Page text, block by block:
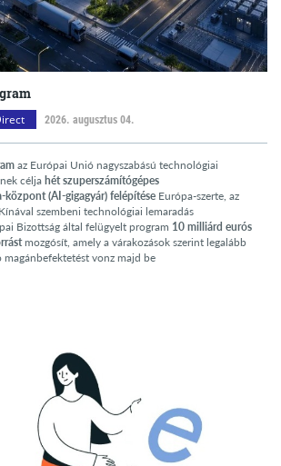
2026. augusztus 04.
az Európai Unió nagyszabású technológiai
célja hét szuperszámítógépes
központ (AI-gigagyár) felépítése Európa-szerte, az
szembeni technológiai lemaradás
Bizottság által felügyelt program 10 milliárd eurós
mozgósít, amely a várakozások szerint legalább
vonz majd be